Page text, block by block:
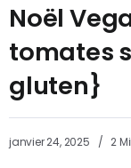
Noël
tomates
gluten}
janvier 24, 2025 2